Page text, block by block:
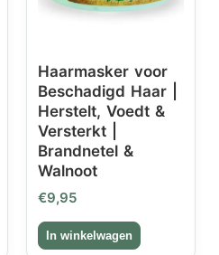
Haarmasker voor
Beschadigd Haar |
Herstelt, Voedt &
Versterkt |
Brandnetel &
Walnoot
€9,95